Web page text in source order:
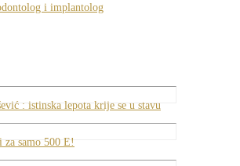
i implantolog
: istinska lepota krije se u stavu
za samo 500 E!